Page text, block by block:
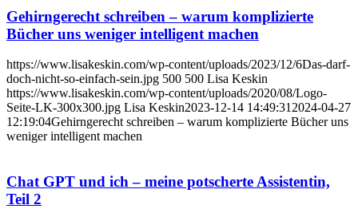
Gehirngerecht schreiben – warum komplizierte
Bücher uns weniger intelligent machen
https://www.lisakeskin.com/wp-content/uploads/2023/12/6Das-darf-
doch-nicht-so-einfach-sein.jpg 500 500 Lisa Keskin
https://www.lisakeskin.com/wp-content/uploads/2020/08/Logo-
Seite-LK-300x300.jpg Lisa Keskin2023-12-14 14:49:312024-04-27
12:19:04Gehirngerecht schreiben – warum komplizierte Bücher uns
weniger intelligent machen
Chat GPT und ich – meine potscherte Assistentin,
Teil 2